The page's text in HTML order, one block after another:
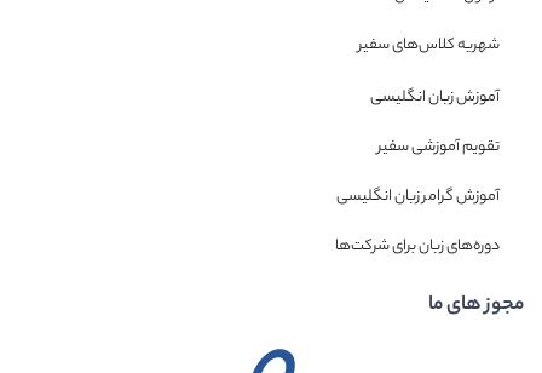
شهریه کلاس‌های سفیر
آموزش زبان انگلیسی
تقویم آموزشی سفیر
آموزش گرامر زبان انگلیسی
دوره‌های زبان برای شرکت‌ها
مجوز های ما